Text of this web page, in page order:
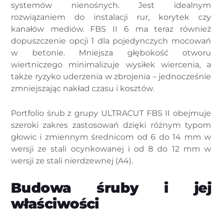
systemów nienośnych. Jest idealnym
rozwiązaniem do instalacji rur, korytek czy
kanałów mediów. FBS II 6 ma teraz również
dopuszczenie opcji 1 dla pojedynczych mocowań
w betonie. Mniejsza głębokość otworu
wiertniczego minimalizuje wysiłek wiercenia, a
także ryzyko uderzenia w zbrojenia – jednocześnie
zmniejszając nakład czasu i kosztów.
Portfolio śrub z grupy ULTRACUT FBS II obejmuje
szeroki zakres zastosowań dzięki różnym typom
głowic i zmiennym średnicom od 6 do 14 mm w
wersji ze stali ocynkowanej i od 8 do 12 mm w
wersji ze stali nierdzewnej (A4).
Budowa śruby i jej
właściwości